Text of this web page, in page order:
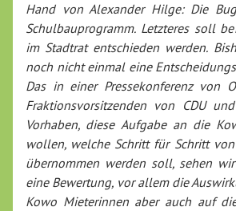
Hand von Alexander Hilge: Die
Schulbauprogramm. Letzteres soll
im Stadtrat entschieden werden.
noch nicht einmal eine
Das in einer Pressekonferenz von
Fraktionsvorsitzenden von CDU
Vorhaben, diese Aufgabe an die
wollen, welche Schritt für Schritt
übernommen werden soll, sehen
eine Bewertung, vor allem die
Kowo Mieterinnen aber auch auf